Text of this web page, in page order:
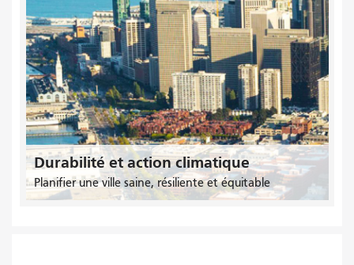
Durabilité et action climatique
Planifier une ville saine, résiliente et équitable